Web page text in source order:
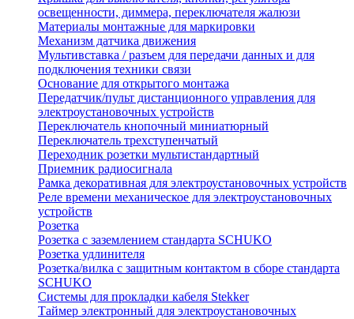
освещенности, диммера, переключателя жалюзи
Материалы монтажные для маркировки
Механизм датчика движения
Мультивставка / разъем для передачи данных и для
подключения техники связи
Основание для открытого монтажа
Передатчик/пульт дистанционного управления для
электроустановочных устройств
Переключатель кнопочный миниатюрный
Переключатель трехступенчатый
Переходник розетки мультистандартный
Приемник радиосигнала
Рамка декоративная для электроустановочных устройств
Реле времени механическое для электроустановочных
устройств
Розетка
Розетка с заземлением стандарта SCHUKO
Розетка удлинителя
Розетка/вилка с защитным контактом в сборе стандарта
SCHUKO
Системы для прокладки кабеля Stekker
Таймер электронный для электроустановочных